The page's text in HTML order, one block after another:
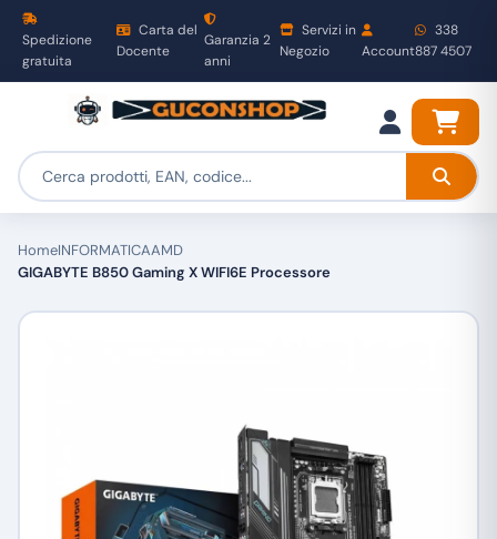
Spedizione
gratuita
Carta del
Docente
Garanzia 2
anni
Servizi in
Negozio
Account
338
887 4507
HomeINFORMATICAAMD
GIGABYTE B850 Gaming X WIFI6E Processore